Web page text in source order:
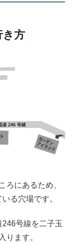
き方
ろにあるため、
る穴場です。
号線を二子玉
ります。